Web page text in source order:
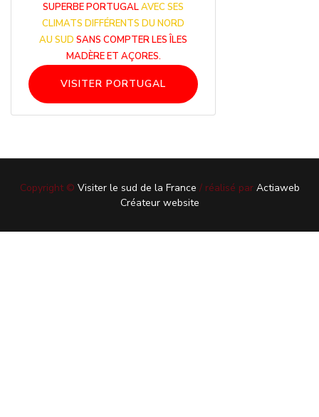
SUPERBE PORTUGALAVEC SES
CLIMATS DIFFÉRENTS DU NORD
AU SUD SANS COMPTER LES ÎLES
MADÈRE ET AÇORES.
VISITER PORTUGAL
Copyright © Visiter le sud de la France / réalisé par Actiaweb
Créateur website